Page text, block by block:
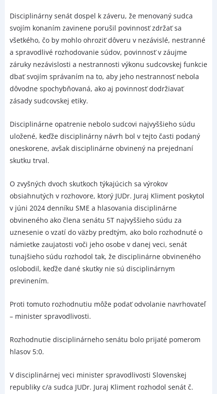
Disciplinárny senát dospel k záveru, že menovaný sudca
svojím konaním zavinene porušil povinnosť zdržať sa
všetkého, čo by mohlo ohroziť dôveru v nezávislé, nestranné
a spravodlivé rozhodovanie súdov, povinnosť v záujme
záruky nezávislosti a nestrannosti výkonu sudcovskej funkcie
dbať svojím správaním na to, aby jeho nestrannosť nebola
dôvodne spochybňovaná, ako aj povinnosť dodržiavať
zásady sudcovskej etiky.
Disciplinárne opatrenie nebolo sudcovi najvyššieho súdu
uložené, keďže disciplinárny návrh bol v tejto časti podaný
oneskorene, avšak disciplinárne obvinený na prejednaní
skutku trval.
O zvyšných dvoch skutkoch týkajúcich sa výrokov
obsiahnutých v rozhovore, ktorý JUDr. Juraj Kliment poskytol
v júni 2024 denníku SME a hlasovania disciplinárne
obvineného ako člena senátu 5T najvyššieho súdu za
uznesenie o vzatí do väzby predtým, ako bolo rozhodnuté o
námietke zaujatosti voči jeho osobe v danej veci, senát
tunajšieho súdu rozhodol tak, že disciplinárne obvineného
oslobodil, keďže dané skutky nie sú disciplinárnym
previnením.
Proti tomuto rozhodnutiu môže podať odvolanie navrhovateľ
– minister spravodlivosti.
Rozhodnutie disciplinárneho senátu bolo prijaté pomerom
hlasov 5:0.
V disciplinárnej veci minister spravodlivosti Slovenskej
republiky c/a sudca JUDr. Juraj Kliment rozhodol senát č.